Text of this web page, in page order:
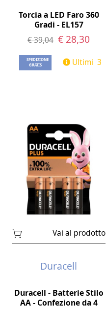
Torcia a LED Faro 360
Gradi - EL157
€ 39,04 € 28,30
SPEDIZIONE
GRATIS
Ultimi 3
Vai al prodotto
Duracell
Duracell - Batterie Stilo
AA - Confezione da 4